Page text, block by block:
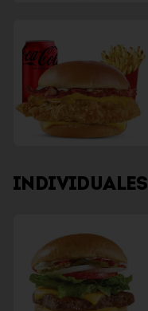
INDIVIDUALES